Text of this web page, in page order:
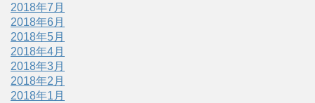
2018年7月
2018年6月
2018年5月
2018年4月
2018年3月
2018年2月
2018年1月